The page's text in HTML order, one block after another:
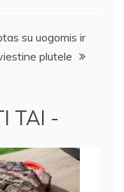
su uogomis ir
plutele
TAI -